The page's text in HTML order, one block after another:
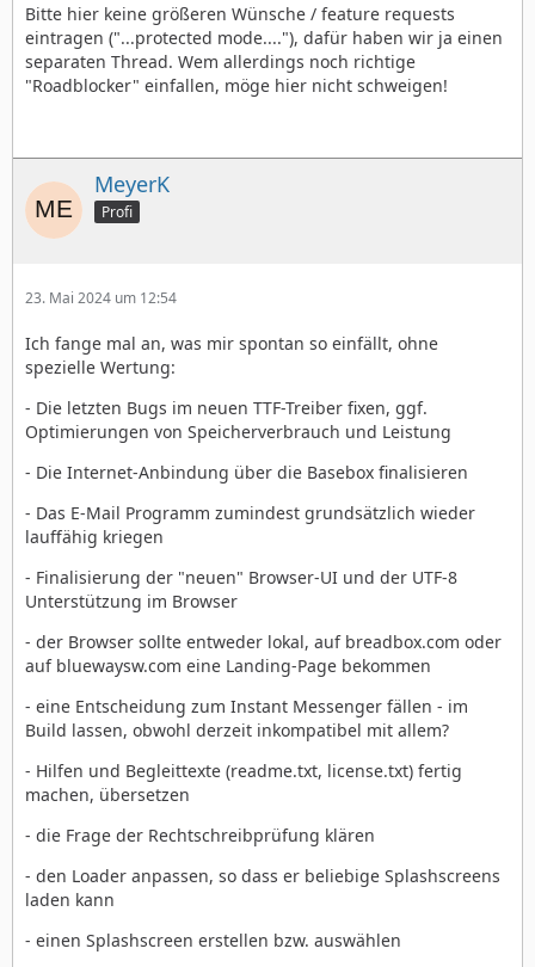
Bitte hier keine größeren Wünsche / feature requests
eintragen ("...protected mode...."), dafür haben wir ja einen
separaten Thread. Wem allerdings noch richtige
"Roadblocker" einfallen, möge hier nicht schweigen!
MeyerK
Profi
23. Mai 2024 um 12:54
Ich fange mal an, was mir spontan so einfällt, ohne
spezielle Wertung:
- Die letzten Bugs im neuen TTF-Treiber fixen, ggf.
Optimierungen von Speicherverbrauch und Leistung
- Die Internet-Anbindung über die Basebox finalisieren
- Das E-Mail Programm zumindest grundsätzlich wieder
lauffähig kriegen
- Finalisierung der "neuen" Browser-UI und der UTF-8
Unterstützung im Browser
- der Browser sollte entweder lokal, auf breadbox.com oder
auf bluewaysw.com eine Landing-Page bekommen
- eine Entscheidung zum Instant Messenger fällen - im
Build lassen, obwohl derzeit inkompatibel mit allem?
- Hilfen und Begleittexte (readme.txt, license.txt) fertig
machen, übersetzen
- die Frage der Rechtschreibprüfung klären
- den Loader anpassen, so dass er beliebige Splashscreens
laden kann
- einen Splashscreen erstellen bzw. auswählen